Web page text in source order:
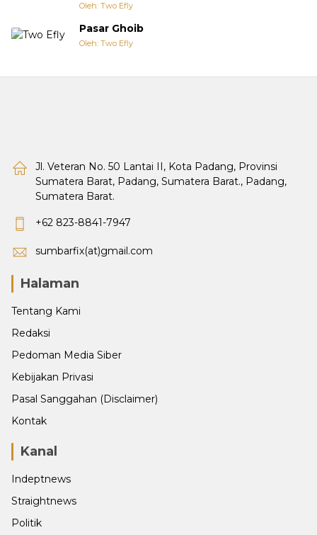
Oleh: Two Efly
Pasar Ghoib
Oleh: Two Efly
Jl. Veteran No. 50 Lantai II, Kota Padang, Provinsi
Sumatera Barat, Padang, Sumatera Barat., Padang,
Sumatera Barat.
+62 823-8841-7947
sumbarfix(at)gmail.com
Halaman
Tentang Kami
Redaksi
Pedoman Media Siber
Kebijakan Privasi
Pasal Sanggahan (Disclaimer)
Kontak
Kanal
Indeptnews
Straightnews
Politik